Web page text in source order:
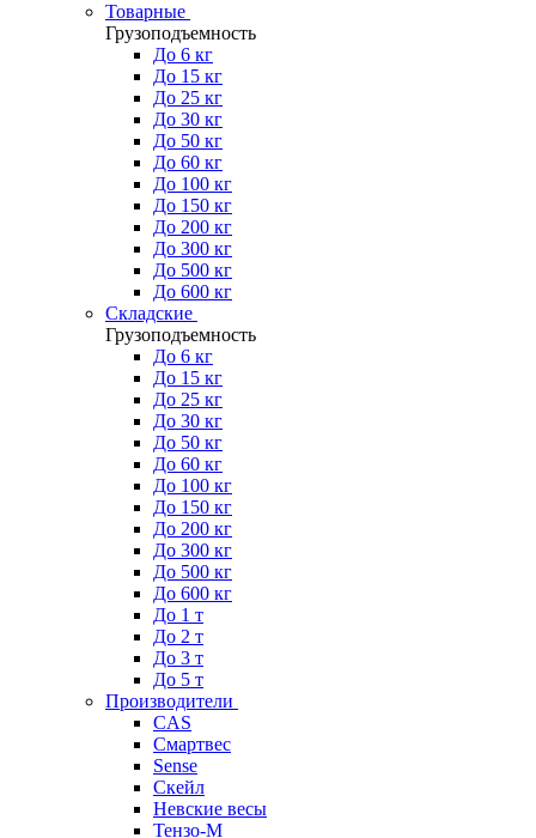
Товарные
Грузоподъемность
До 6 кг
До 15 кг
До 25 кг
До 30 кг
До 50 кг
До 60 кг
До 100 кг
До 150 кг
До 200 кг
До 300 кг
До 500 кг
До 600 кг
Складские
Грузоподъемность
До 6 кг
До 15 кг
До 25 кг
До 30 кг
До 50 кг
До 60 кг
До 100 кг
До 150 кг
До 200 кг
До 300 кг
До 500 кг
До 600 кг
До 1 т
До 2 т
До 3 т
До 5 т
Производители
CAS
Смартвес
Sense
Скейл
Невские весы
Тензо-М